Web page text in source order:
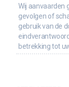
Wij aanvaarden
gevolgen of
gebruik van de
betrekking tot